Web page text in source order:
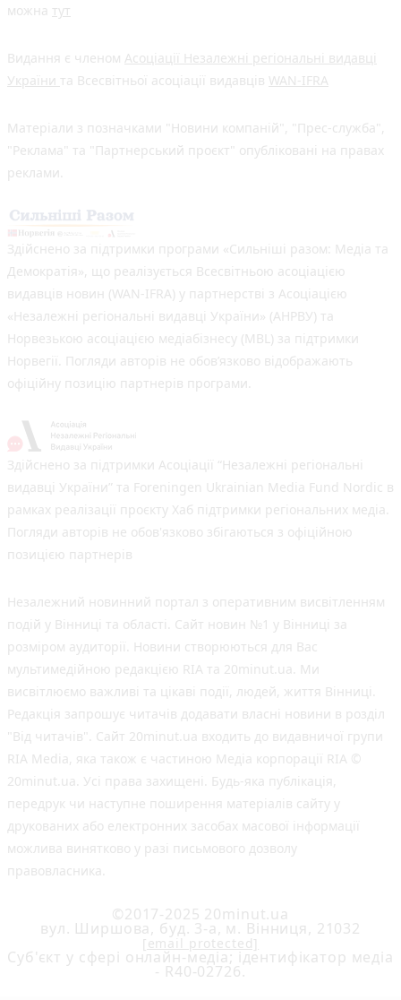
можна тут
Видання є членом Асоціації Незалежні регіональні видавці
України та Всесвітньої асоціації видавців WAN-IFRA
Матеріали з позначками "Новини компаній", "Прес-служба",
"Реклама" та "Партнерський проєкт" опубліковані на правах
реклами.
Здійснено за підтримки програми «Сильніші разом: Медіа та
Демократія», що реалізується Всесвітньою асоціацією
видавців новин (WAN-IFRA) у партнерстві з Асоціацією
«Незалежні регіональні видавці України» (АНРВУ) та
Норвезькою асоціацією медіабізнесу (MBL) за підтримки
Норвегії. Погляди авторів не обов’язково відображають
офіційну позицію партнерів програми.
Здійснено за підтримки Асоціації “Незалежні регіональні
видавці України” та Foreningen Ukrainian Media Fund Nordic в
рамках реалізації проєкту Хаб підтримки регіональних медіа.
Погляди авторів не обов'язково збігаються з офіційною
позицією партнерів
Незалежний новинний портал з оперативним висвітленням
подій у Вінниці та області. Сайт новин №1 у Вінниці за
розміром аудиторії. Новини створюються для Вас
мультимедійною редакцією RIA та 20minut.ua. Ми
висвітлюємо важливі та цікаві події, людей, життя Вінниці.
Редакція запрошує читачів додавати власні новини в розділ
"Від читачів". Сайт 20minut.ua входить до видавничої групи
RIA Media, яка також є частиною Медіа корпорації RIA ©
20minut.ua. Усі права захищені. Будь-яка публiкацiя,
передрук чи наступне поширення матеріалів сайту у
друкованих або електронних засобах масової інформації
можлива винятково у разі письмового дозволу
правовласника.
©2017-2025 20minut.ua
вул. Ширшова, буд. 3-а, м. Вінниця, 21032
[email protected]
Cуб'єкт у сфері онлайн-медіа; ідентифікатор медіа
- R40-02726.